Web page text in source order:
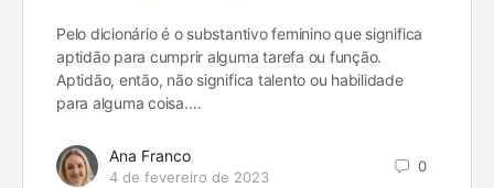
Pelo dicionário é o substantivo feminino que significa
aptidão para cumprir alguma tarefa ou função.
Aptidão, então, não significa talento ou habilidade
para alguma coisa.…
Ana Franco
4 de fevereiro de 2023
0